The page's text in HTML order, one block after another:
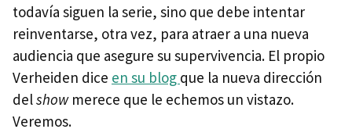
todavía siguen la serie, sino que debe intentar
reinventarse, otra vez, para atraer a una nueva
audiencia que asegure su supervivencia. El propio
Verheiden dice en su blog que la nueva dirección
delshowmerece que le echemos un vistazo.
Veremos.